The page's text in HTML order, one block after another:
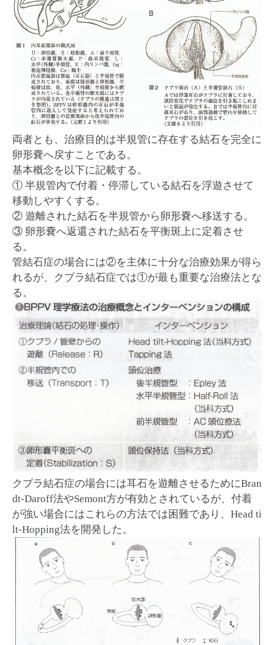
両者とも、治療目的は半規管に存在する結石を完全に
卵形嚢へ戻すことである。
基本概念を以下に記載する。
① 半規管内で付着・停滞している結石を浮遊させて
移動しやすくする。
② 遊離された結石を半規管から卵形嚢へ移送する。
③ 卵形嚢へ返還された結石を平衡斑上に定着させ
る。
管結石症の場合には②を主体に十分な治療効果が得ら
れるが、クプラ結石症では①が最も重要な治療法とな
る。
クプラ結石症の場合には耳石を遊離させるためにBran
dt-Daroff法やSemont方が有効とされているが、付着
が強い場合にはこれらの方法では困難であり、Head ti
lt-Hopping法を開発した。